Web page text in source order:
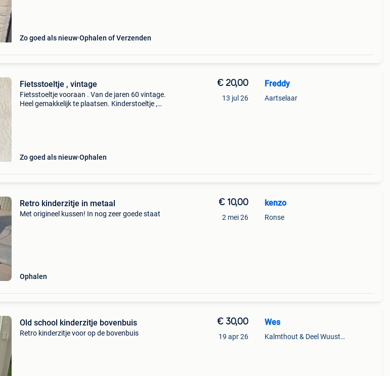
Zo goed als nieuw Ophalen of Verzenden
Fietsstoeltje , vintage
Fietsstoeltje vooraan . Van de jaren 60 vintage.
Heel gemakkelijk te plaatsen. Kinderstoeltje ,
Zo goed als nieuw Ophalen
€ 20,00
13 jul 26
Freddy
Aartselaar
Retro kinderzitje in metaal
Met origineel kussen! In nog zeer goede staat
Ophalen
€ 10,00
2 mei 26
kenzo
Ronse
Old school kinderzitje bovenbuis
Retro kinderzitje voor op de bovenbuis
€ 30,00
19 apr 26
Wes
Kalmthout & Deel Wuustwezel